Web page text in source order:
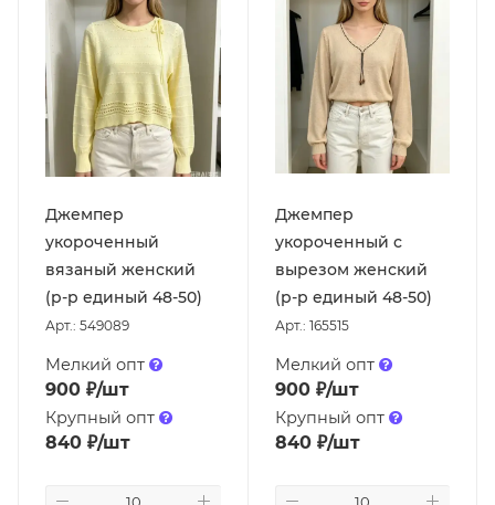
Джемпер
укороченный
вязаный женский
(р-р единый 48-50)
Арт.: 549089
Мелкий опт
900 ₽/шт
Крупный опт
840 ₽/шт
Джемпер
укороченный с
вырезом женский
(р-р единый 48-50)
Арт.: 165515
Мелкий опт
900₽/шт
Крупный опт
840₽/шт